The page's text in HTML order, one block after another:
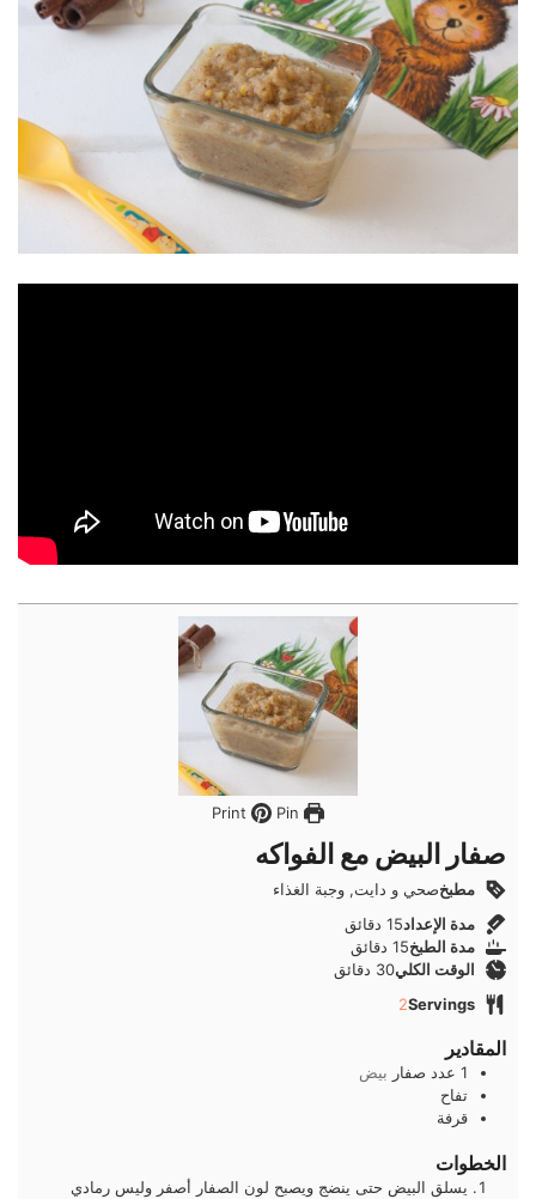
Pin
صفار البيض مع الفواكه
مطبخصحي و دايت, وجبة الغذاء
مدة الإعداد15دقائق
دقائق
مدة الطبخ15دقائق
دقائق
الوقت الكلي30 دقائق
دقائق
Servings
2
المقادير
1 عدد صفار بيض
تفاح
قرفة
الخطوات
يسلق البيض حتى ينضج ويصبح لون الصفار أصفر وليس رمادي